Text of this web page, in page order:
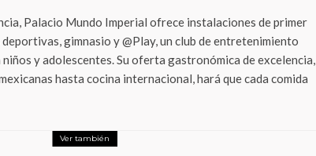
Palacio Mundo Imperial ofrece instalaciones de primer
gimnasio y @Play, un club de entretenimiento
y adolescentes. Su oferta gastronómica de excelencia,
hasta cocina internacional, hará que cada comida
Ver también